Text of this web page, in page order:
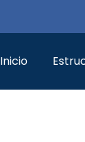
Inicio